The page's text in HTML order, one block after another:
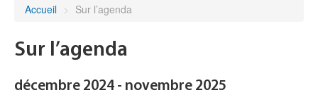
Accueil > Sur l’agenda
Sur l’agenda
décembre 2024 - novembre 2025